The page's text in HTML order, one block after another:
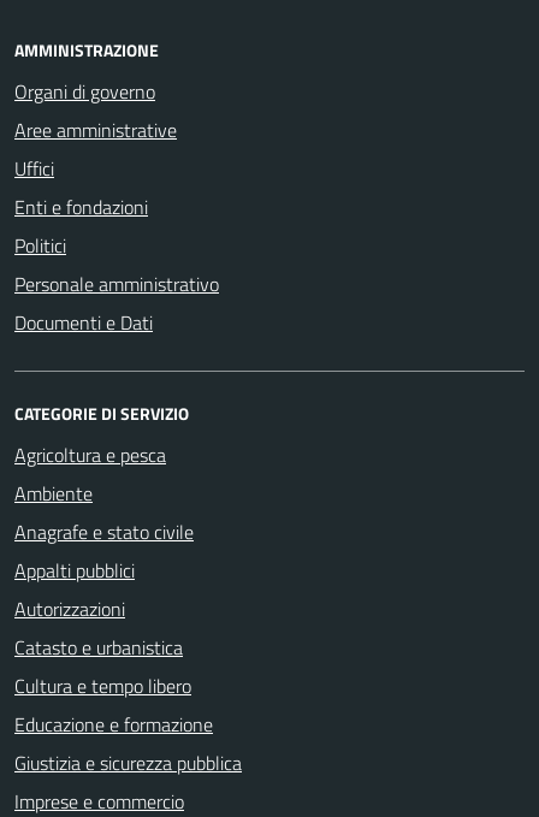
AMMINISTRAZIONE
Organi di governo
Aree amministrative
Uffici
Enti e fondazioni
Politici
Personale amministrativo
Documenti e Dati
CATEGORIE DI SERVIZIO
Agricoltura e pesca
Ambiente
Anagrafe e stato civile
Appalti pubblici
Autorizzazioni
Catasto e urbanistica
Cultura e tempo libero
Educazione e formazione
Giustizia e sicurezza pubblica
Imprese e commercio